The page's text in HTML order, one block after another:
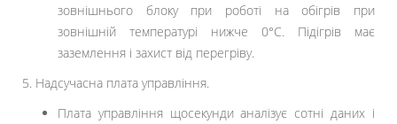
зовнішнього блоку при роботі на обігрів при
зовнішній температурі нижче 0°С. Підігрів має
заземлення і захист від перегріву.
5. Надсучасна плата управління.
Плата управління щосекунди аналізує сотні даних і